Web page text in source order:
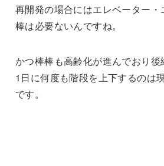
再開発の場合にはエレベーター
棒は必要ないんですね。
かつ棒棒も高齢化が進んでおり
1日に何度も階段を上下するのは
です。